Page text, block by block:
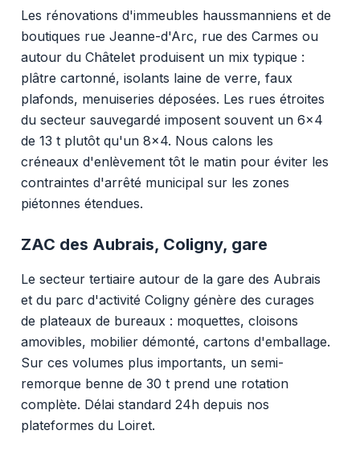
Les rénovations d'immeubles haussmanniens et de
boutiques rue Jeanne-d'Arc, rue des Carmes ou
autour du Châtelet produisent un mix typique :
plâtre cartonné, isolants laine de verre, faux
plafonds, menuiseries déposées. Les rues étroites
du secteur sauvegardé imposent souvent un 6x4
de 13 t plutôt qu'un 8x4. Nous calons les
créneaux d'enlèvement tôt le matin pour éviter les
contraintes d'arrêté municipal sur les zones
piétonnes étendues.
ZAC des Aubrais, Coligny, gare
Le secteur tertiaire autour de la gare des Aubrais
et du parc d'activité Coligny génère des curages
de plateaux de bureaux : moquettes, cloisons
amovibles, mobilier démonté, cartons d'emballage.
Sur ces volumes plus importants, un semi-
remorque benne de 30 t prend une rotation
complète. Délai standard 24h depuis nos
plateformes du Loiret.